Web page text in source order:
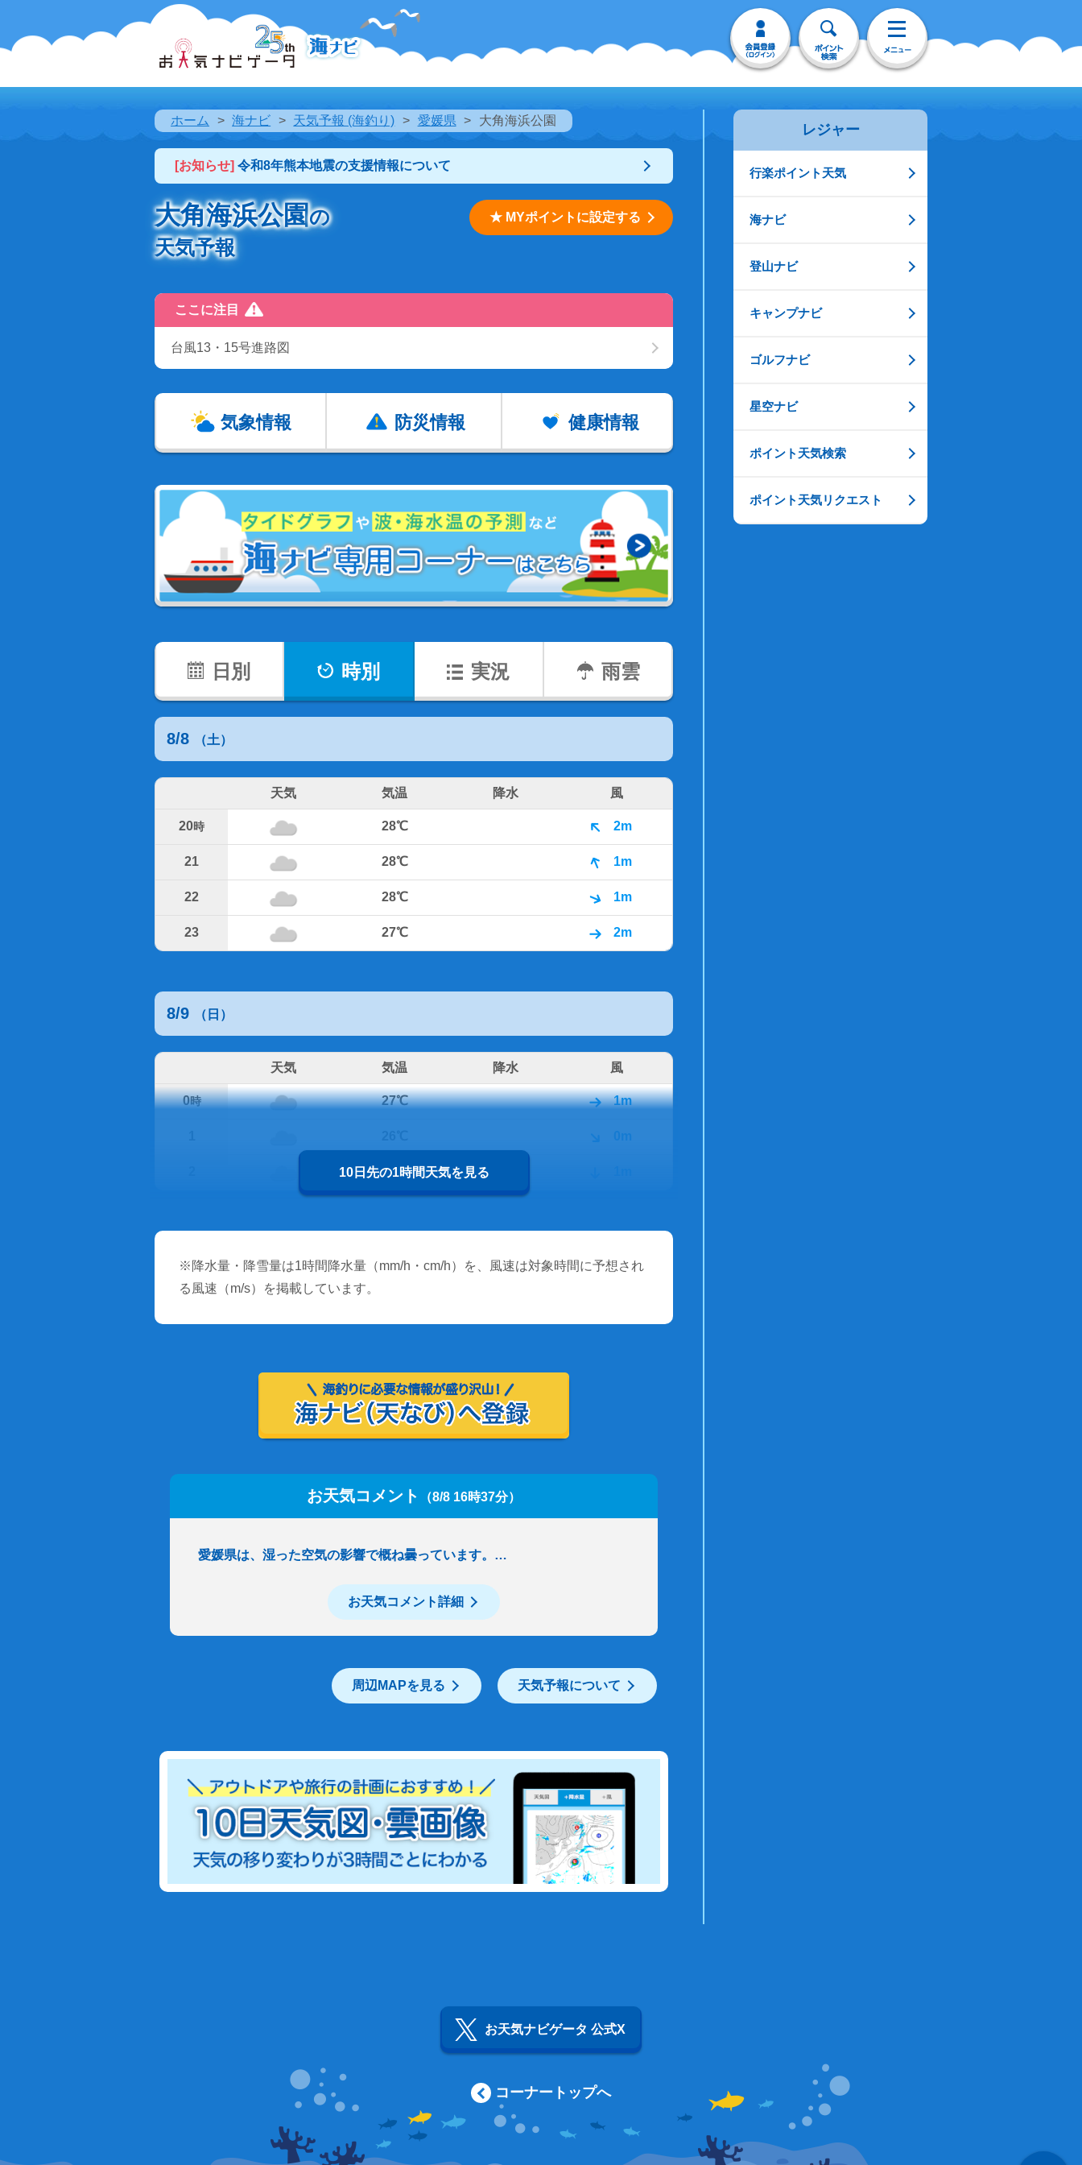
ホーム 海ナビ 天気予報 (海釣り) 愛媛県 大角海浜公園
[お知らせ] 令和8年熊本地震の支援情報について
大角海浜公園の
天気予報
★ MYポイントに設定する
ここに注目
台風13・15号進路図
気象情報 防災情報 健康情報
日別 時別 実況 雨雲
8/8 （土）
天気 気温 降水 風
20時 28℃ 2m
21 28℃ 1m
22 28℃ 1m
23 27℃ 2m
8/9 （日）
天気 気温 降水 風
0時 27℃ 1m
0m
26℃
10日先の1時間天気を見る
※降水量・降雪量は1時間降水量（mm/h・cm/h）を、風速は対象時間に予想され
る風速（m/s）を掲載しています。
お天気コメント （8/8 16時37分）
愛媛県は、湿った空気の影響で概ね曇っています。…
お天気コメント詳細
周辺MAPを見る 天気予報について
レジャー
行楽ポイント天気
海ナビ
登山ナビ
キャンプナビ
ゴルフナビ
星空ナビ
ポイント天気検索
ポイント天気リクエスト
お天気ナビゲータ 公式X
コーナートップへ